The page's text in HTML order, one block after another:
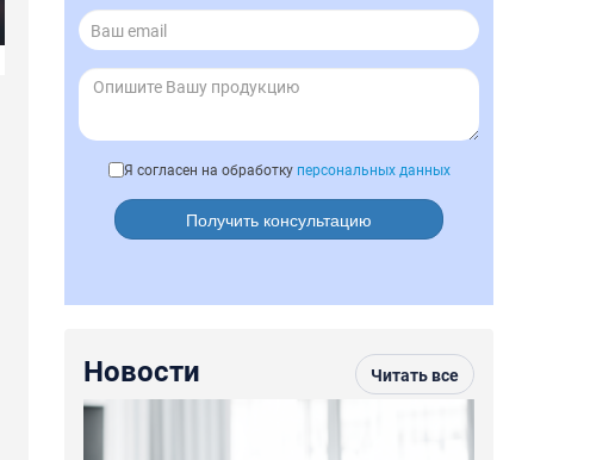
Я согласен на обработку персональных данных
Получить консультацию
Новости Читать все